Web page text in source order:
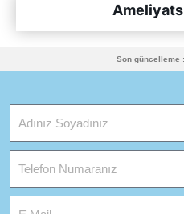
Son güncelleme